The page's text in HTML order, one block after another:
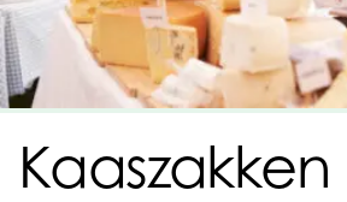
Kaaszakken